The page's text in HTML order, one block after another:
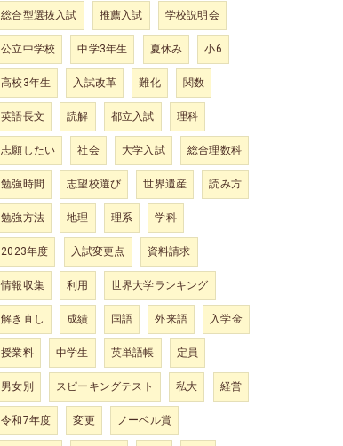
総合型選抜入試 推薦入試 学校説明会
公立中学校 中学3年生 夏休み 小6
高校3年生 入試改革 難化 関数
英語長文 読解 都立入試 理科
志願したい 社会 大学入試 総合理数科
勉強時間 志望校選び 世界遺産 読み方
勉強方法 地理 理系 学科
2023年度 入試変更点 資料請求
情報収集 利用 世界大学ランキング
解き直し 成績 国語 外来語 入学金
授業料 中学生 英単語帳 定員
男女別 スピーキングテスト 私大 経営
令和7年度 変更 ノーベル賞